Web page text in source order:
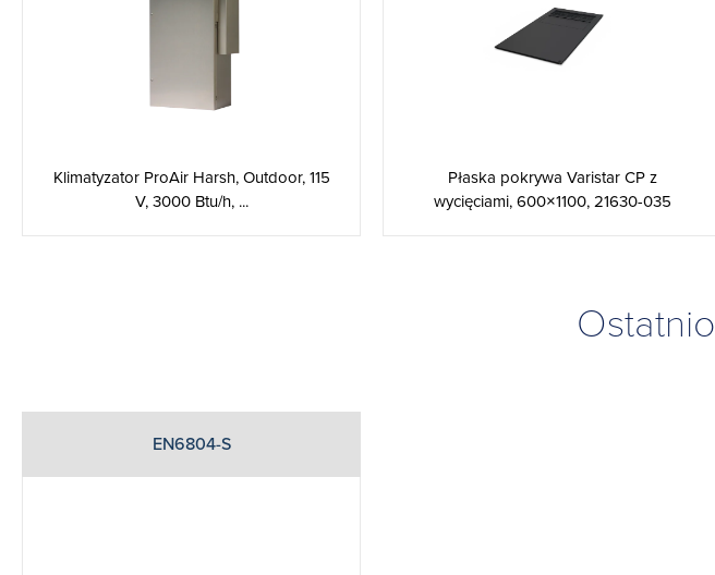
Klimatyzator ProAir Harsh, Outdoor, 115
V, 3000 Btu/h, ...
Płaska pokrywa Varistar CP z
wycięciami, 600×1100, 21630-035
Ostatnio
EN6804-S